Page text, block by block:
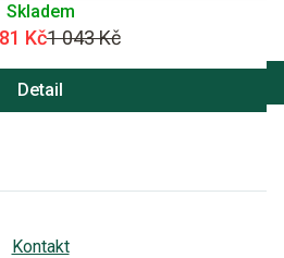
Skladem
Kč1 043 Kč
Detail
Kontakt